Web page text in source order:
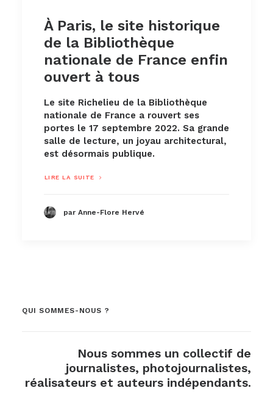
À Paris, le site historique
de la Bibliothèque
nationale de France enfin
ouvert à tous
Le site Richelieu de la Bibliothèque
nationale de France a rouvert ses
portes le 17 septembre 2022. Sa grande
salle de lecture, un joyau architectural,
est désormais publique.
LIRE LA SUITE
par Anne-Flore Hervé
QUI SOMMES-NOUS ?
Nous sommes un collectif de
journalistes, photojournalistes,
réalisateurs et auteurs indépendants.